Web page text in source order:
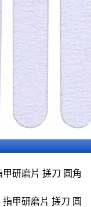
研磨片 搓刀 圓角
甲研磨片 搓刀 圓